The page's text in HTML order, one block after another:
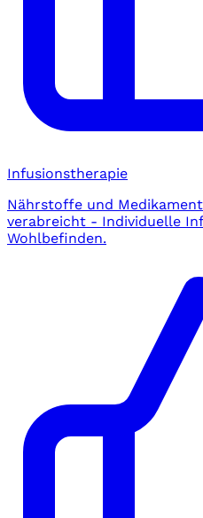
Infusionstherapie
Nährstoffe und
verabreicht - Individuelle
Wohlbefinden.